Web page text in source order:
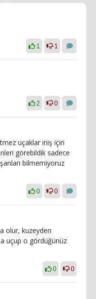
1 1
2 0
uçaklar iniş için
görebildik sadece
bilmemiyoruz
0 0
olur, kuzeyden
uçup o gördüğünüz
0 0